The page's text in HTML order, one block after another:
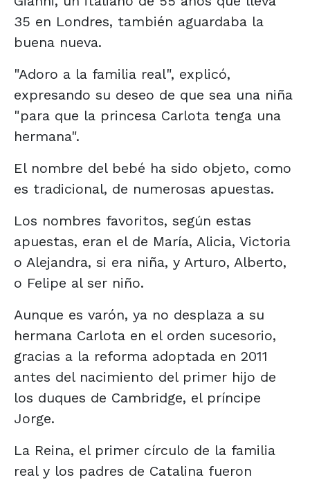
35 en Londres, también aguardaba la
buena nueva.
"Adoro a la familia real", explicó,
expresando su deseo de que sea una niña
"para que la princesa Carlota tenga una
hermana".
El nombre del bebé ha sido objeto, como
es tradicional, de numerosas apuestas.
Los nombres favoritos, según estas
apuestas, eran el de María, Alicia, Victoria
o Alejandra, si era niña, y Arturo, Alberto,
o Felipe al ser niño.
Aunque es varón, ya no desplaza a su
hermana Carlota en el orden sucesorio,
gracias a la reforma adoptada en 2011
antes del nacimiento del primer hijo de
los duques de Cambridge, el príncipe
Jorge.
La Reina, el primer círculo de la familia
real y los padres de Catalina fueron